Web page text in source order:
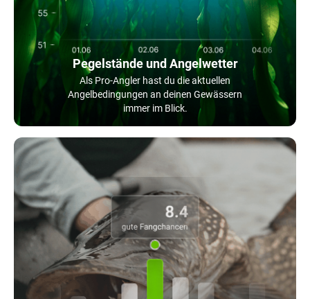
Pegelstände und Angelwetter
Als Pro-Angler hast du die aktuellen
Angelbedingungen an deinen Gewässern
immer im Blick.